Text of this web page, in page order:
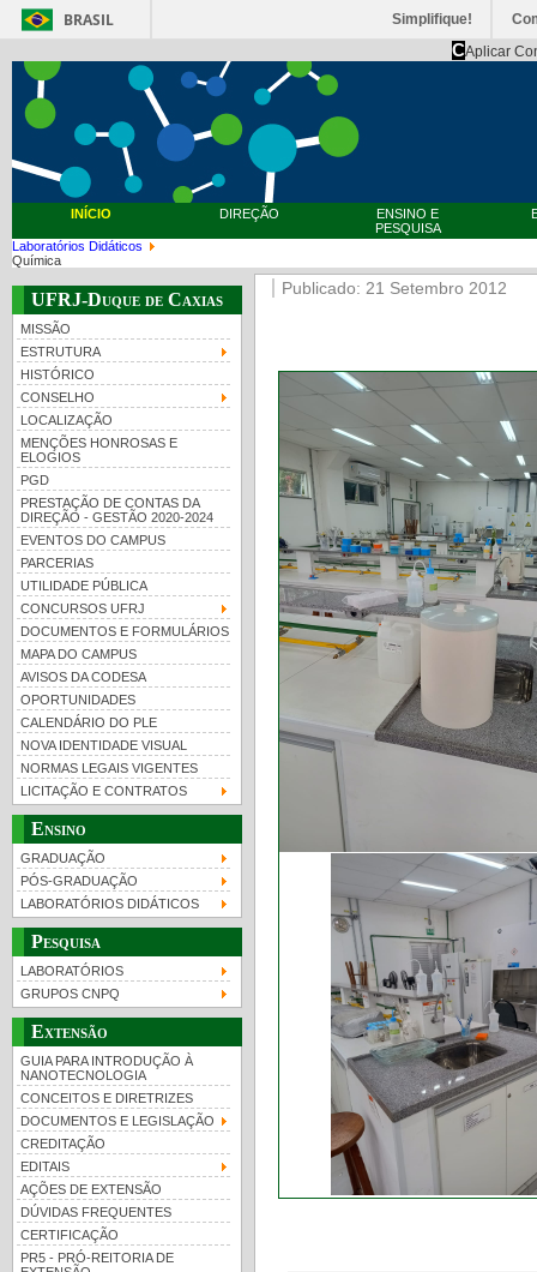
BRASIL Simplifique!
CAplicar
INÍCIO DIREÇÃO
ENSINO E
PESQUISA
Laboratórios Didáticos
Química
UFRJ-Duque de Caxias
MISSÃO
ESTRUTURA
HISTÓRICO
CONSELHO
LOCALIZAÇÃO
MENÇÕES HONROSAS E
ELOGIOS
PGD
PRESTAÇÃO DE CONTAS DA
DIREÇÃO - GESTÃO 2020-2024
EVENTOS DO CAMPUS
PARCERIAS
UTILIDADE PÚBLICA
CONCURSOS UFRJ
DOCUMENTOS E FORMULÁRIOS
MAPA DO CAMPUS
AVISOS DA CODESA
OPORTUNIDADES
CALENDÁRIO DO PLE
NOVA IDENTIDADE VISUAL
NORMAS LEGAIS VIGENTES
LICITAÇÃO E CONTRATOS
Ensino
GRADUAÇÃO
PÓS-GRADUAÇÃO
LABORATÓRIOS DIDÁTICOS
Pesquisa
LABORATÓRIOS
GRUPOS CNPQ
Extensão
GUIA PARA INTRODUÇÃO À
NANOTECNOLOGIA
CONCEITOS E DIRETRIZES
DOCUMENTOS E LEGISLAÇÃO
CREDITAÇÃO
EDITAIS
AÇÕES DE EXTENSÃO
DÚVIDAS FREQUENTES
CERTIFICAÇÃO
PR5 - PRÓ-REITORIA DE
Publicado: 21 Setembro 2012
Guia de boas práticas
UFRJ 100 anos